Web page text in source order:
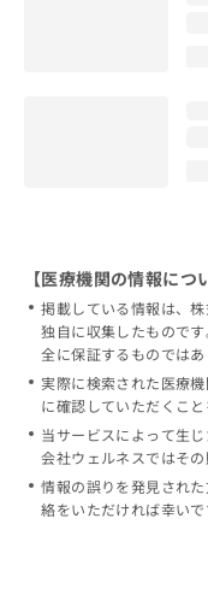
【医療機関の情報につ
掲載している情報は、
独自に収集したもので
全に保証するものではあ
実際に検索された医療
に確認していただくこと
当サービスによって生
会社ウェルネスではそ
情報の誤りを発見され
絡をいただければ幸いで